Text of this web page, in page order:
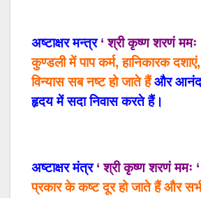
अष्टाक्षर मन्त्र ‘ श्री कृष्ण शरणं ममः
कुण्डली में पाप कर्म,हानिकारक दशाएं,
विन्यास सब नष्ट हो जाते हैं और आनंद
हृदय में सदा निवास करते हैं।
अष्टाक्षर मंत्र ‘ श्री कृष्ण शरणं ममः ‘
प्रकार के कष्ट दूर हो जाते हैं और